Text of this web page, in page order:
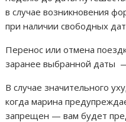
в случае возникновения
при наличии свободных
Перенос или отмена
заранее выбранной даты
В случае значительного
когда марина
запрещен — вам будет